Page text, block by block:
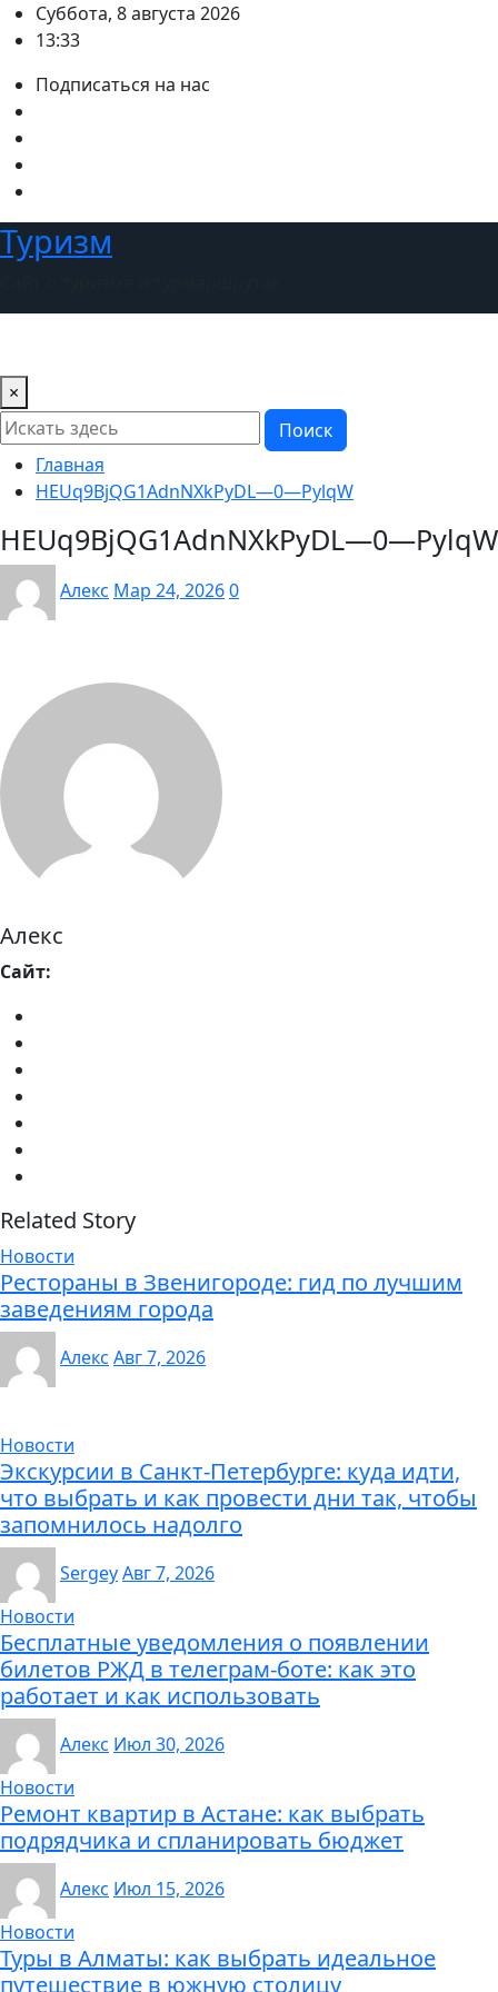
ПерейтиСуббота, 8 августа 2026
13:33
Подписаться на нас
Туризм
×
Поиск
Главная
HEUq9BjQG1AdnNXkPyDL—0—PylqW
HEUq9BjQG1AdnNXkPyDL—0—PylqW
Алекс Мар 24, 20260
Алекс
Сайт:
Related Story
Новости
Рестораны в Звенигороде: гид по лучшим
заведениям города
Алекс Авг 7, 2026
Новости
Экскурсии в Санкт-Петербурге: куда идти,
что выбрать и как провести дни так, чтобы
запомнилось надолго
SergeyАвг 7, 2026
Новости
Бесплатные уведомления о появлении
билетов РЖД в телеграм-боте: как это
работает и как использовать
Алекс Июл 30, 2026
Новости
Ремонт квартир в Астане: как выбрать
подрядчика и спланировать бюджет
Алекс Июл 15, 2026
Новости
Туры в Алматы: как выбрать идеальное
путешествие в южную столицу